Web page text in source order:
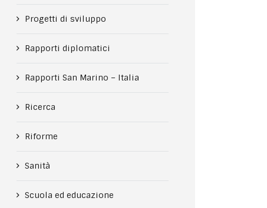
Progetti di sviluppo
Rapporti diplomatici
Rapporti San Marino – Italia
Ricerca
Riforme
Sanità
Scuola ed educazione